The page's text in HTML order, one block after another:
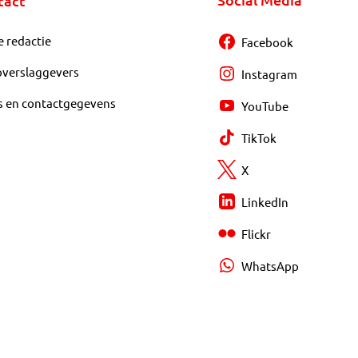
redactie
en contactgegevens
Facebook
Instagram
YouTube
TikTok
X
LinkedIn
Flickr
WhatsApp